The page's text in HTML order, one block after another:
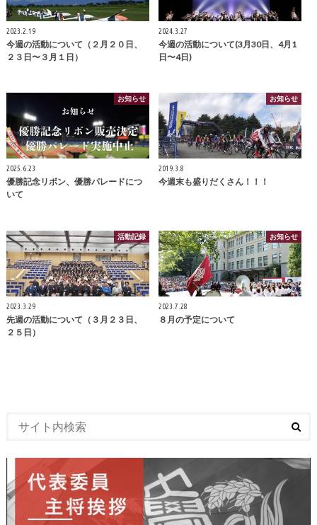
2023.2.19
今週の活動について（２月２０日、
２３日〜３月１日）
2024.3.27
今週の活動について(3月30日、4月1
日〜4日)
お知らせ
2025.6.23
優勝記念リボン、優勝パレードにつ
いて
お知らせ
2019.3.8
今週末も盛りだくさん！！！
活動記録
2023.3.29
先週の活動について（３月２３日、
２５日）
お知らせ
2023.7.28
８月の予定について